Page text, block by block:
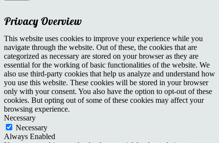
Privacy Overview
This website uses cookies to improve your experience while you
navigate through the website. Out of these, the cookies that are
categorized as necessary are stored on your browser as they are
essential for the working of basic functionalities of the website. We
also use third-party cookies that help us analyze and understand how
you use this website. These cookies will be stored in your browser
only with your consent. You also have the option to opt-out of these
cookies. But opting out of some of these cookies may affect your
browsing experience.
Necessary
Necessary
Always Enabled